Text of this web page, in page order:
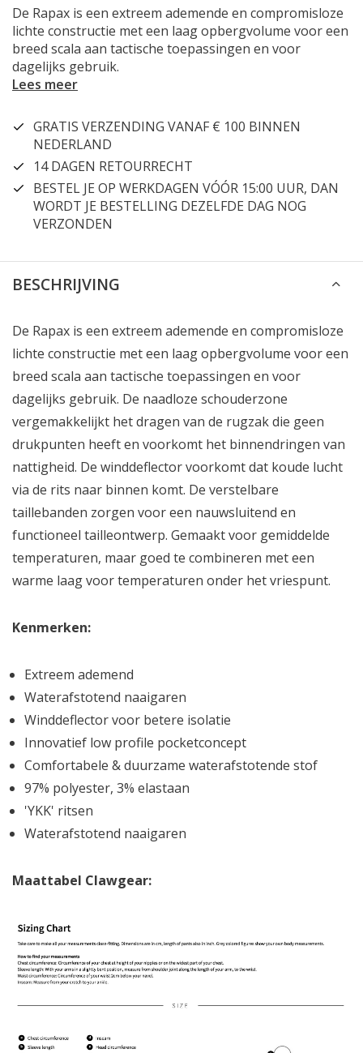
De Rapax is een extreem ademende en compromisloze
lichte constructie met een laag opbergvolume voor een
breed scala aan tactische toepassingen en voor
dagelijks gebruik.
Lees meer
GRATIS VERZENDING VANAF € 100 BINNEN
NEDERLAND
14 DAGEN RETOURRECHT
BESTEL JE OP WERKDAGEN VÓÓR 15:00 UUR, DAN
WORDT JE BESTELLING DEZELFDE DAG NOG
VERZONDEN
BESCHRIJVING
De Rapax is een extreem ademende en compromisloze
lichte constructie met een laag opbergvolume voor een
breed scala aan tactische toepassingen en voor
dagelijks gebruik. De naadloze schouderzone
vergemakkelijkt het dragen van de rugzak die geen
drukpunten heeft en voorkomt het binnendringen van
nattigheid. De winddeflector voorkomt dat koude lucht
via de rits naar binnen komt. De verstelbare
taillebanden zorgen voor een nauwsluitend en
functioneel tailleontwerp. Gemaakt voor gemiddelde
temperaturen, maar goed te combineren met een
warme laag voor temperaturen onder het vriespunt.
Kenmerken:
Extreem ademend
Waterafstotend naaigaren
Winddeflector voor betere isolatie
Innovatief low profile pocketconcept
Comfortabele & duurzame waterafstotende stof
97% polyester, 3% elastaan
'YKK' ritsen
Waterafstotend naaigaren
Maattabel Clawgear: